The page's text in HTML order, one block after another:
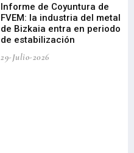
Informe de Coyuntura de
FVEM: la industria del metal
de Bizkaia entra en periodo
de estabilización
29-Julio-2026